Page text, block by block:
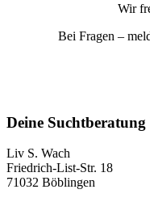
Wir
Bei Fragen –
Deine
Liv S. Wach
Friedrich-List-Str. 18
71032 Böblingen